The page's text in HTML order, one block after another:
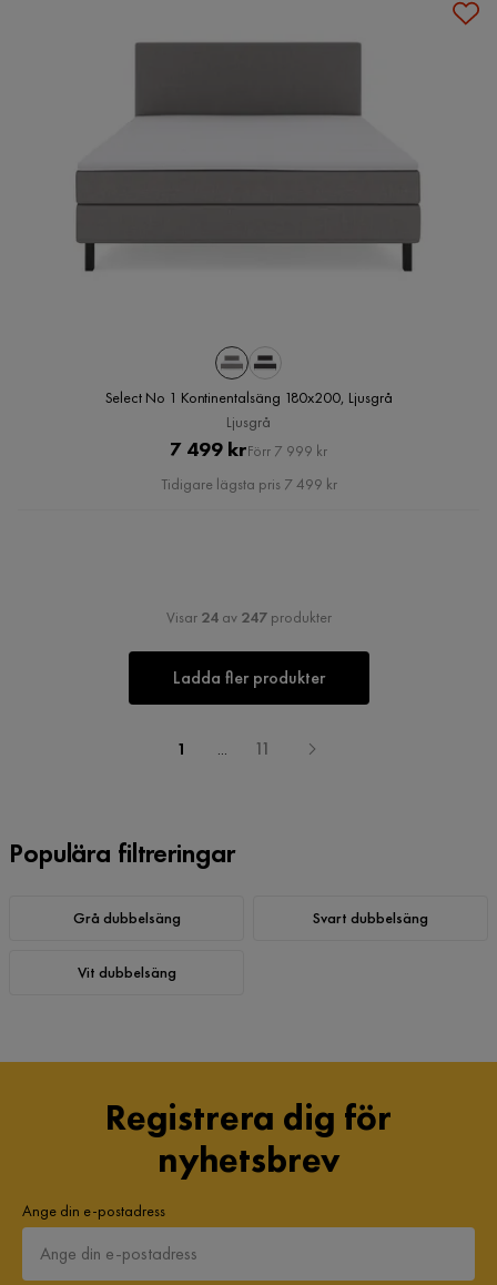
Select No 1 Kontinentalsäng 180x200, Ljusgrå
Ljusgrå
Pris
7 499 krOriginal
Pris
Förr 7 999 kr
Tidigare lägsta pris 7 499 kr
Visar 24av 247produkter
Ladda fler produkter
1 ... 11
Populära filtreringar
Grå dubbelsäng Svart dubbelsäng
Vit dubbelsäng
Registrera dig för
nyhetsbrev
Ange din e-postadress